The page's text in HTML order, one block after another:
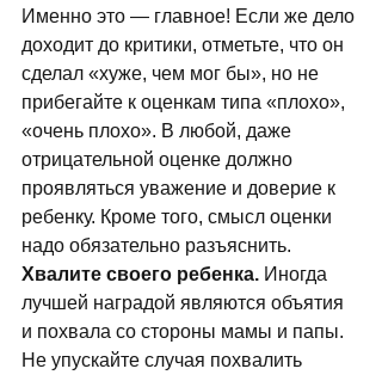
Именно это — главное! Если же дело
доходит до критики, отметьте, что он
сделал «хуже, чем мог бы», но не
прибегайте к оценкам типа «плохо»,
«очень плохо». В любой, даже
отрицательной оценке должно
проявляться уважение и доверие к
ребенку. Кроме того, смысл оценки
надо обязательно разъяснить.
Хвалите своего ребенка. Иногда
лучшей наградой являются объятия
и похвала со стороны мамы и папы.
Не упускайте случая похвалить